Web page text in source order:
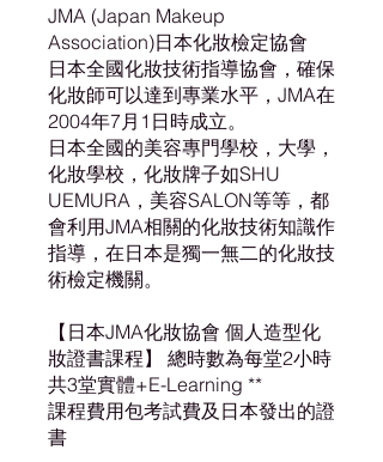
JMA (Japan Makeup
Association)日本化妝檢定協會
日本全國化妝技術指導協會，確保
化妝師可以達到專業水平，JMA在
2004年7月1日時成立。
日本全國的美容專門學校，大學，
化妝學校，化妝牌子如SHU
UEMURA，美容SALON等等，都
會利用JMA相關的化妝技術知識作
指導，在日本是獨一無二的化妝技
術檢定機關。
【日本JMA化妝協會 個人造型化
妝證書課程】 總時數為每堂2小時
共3堂實體+E-Learning **
課程費用包考試費及日本發出的證
書